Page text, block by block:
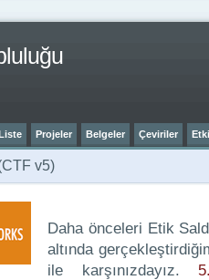
Projeler Belgeler Çeviriler
v5)
Daha önceleri Etik
altında
ile karşınızdayız.